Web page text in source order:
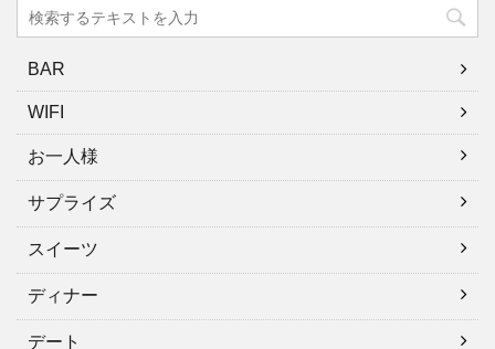
BAR
WIFI
お一人様
サプライズ
スイーツ
ディナー
デート